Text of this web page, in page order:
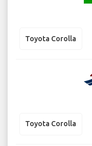
Toyota Corolla
Toyota Corolla